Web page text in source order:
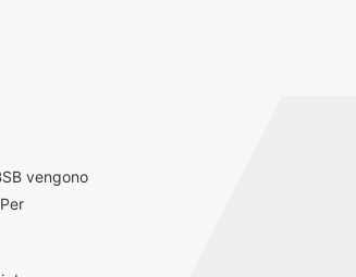
vengono